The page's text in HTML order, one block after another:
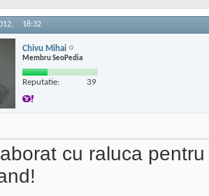
18:32
Chivu Mihai
Membru SeoPedia
Reputatie: 39
cu raluca